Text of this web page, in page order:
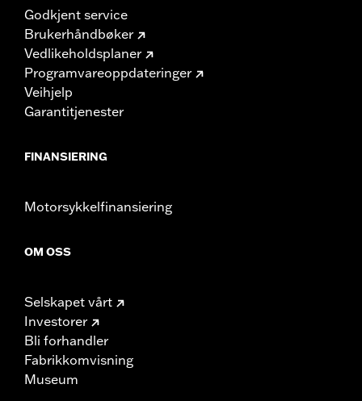
Godkjent service
Brukerhåndbøker
Vedlikeholdsplaner
Programvareoppdateringer
Veihjelp
Garantitjenester
FINANSIERING
Motorsykkelfinansiering
OM OSS
Selskapet vårt
Investorer
Bli forhandler
Fabrikkomvisning
Museum